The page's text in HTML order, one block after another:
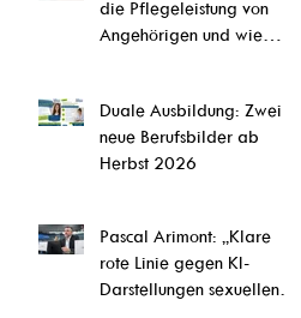
die Pflegeleistung von
Angehörigen und wie
Duale Ausbildung: Zwei
neue Berufsbilder ab
Herbst 2026
Pascal Arimont: „Klare
rote Linie gegen KI-
Darstellungen sexuellen